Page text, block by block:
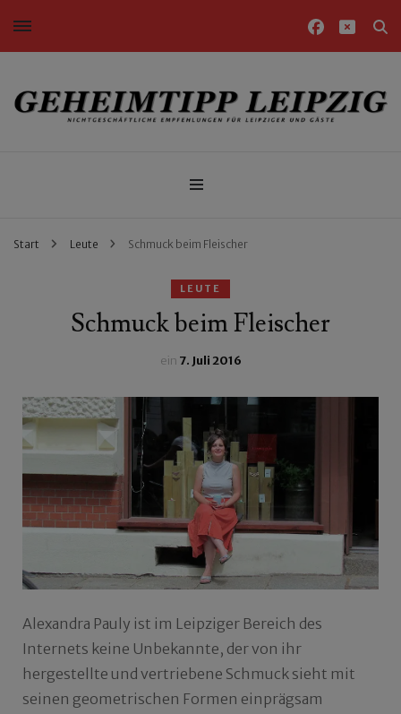
Nichtgeschäftliche Empfehlungen für Leipziger und Gäste
Start Leute Schmuck beim Fleischer
LEUTE
Schmuck beim Fleischer
ein 7. Juli 2016
Alexandra Pauly ist im Leipziger Bereich des
Internets keine Unbekannte, der von ihr
hergestellte und vertriebene Schmuck sieht mit
seinen geometrischen Formen einprägsam